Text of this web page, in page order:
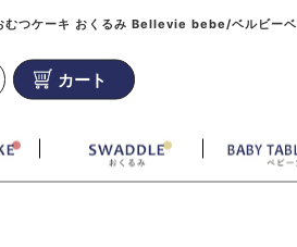
むつケーキ おくるみ Bellevie bebe/ベルビーベ
カート